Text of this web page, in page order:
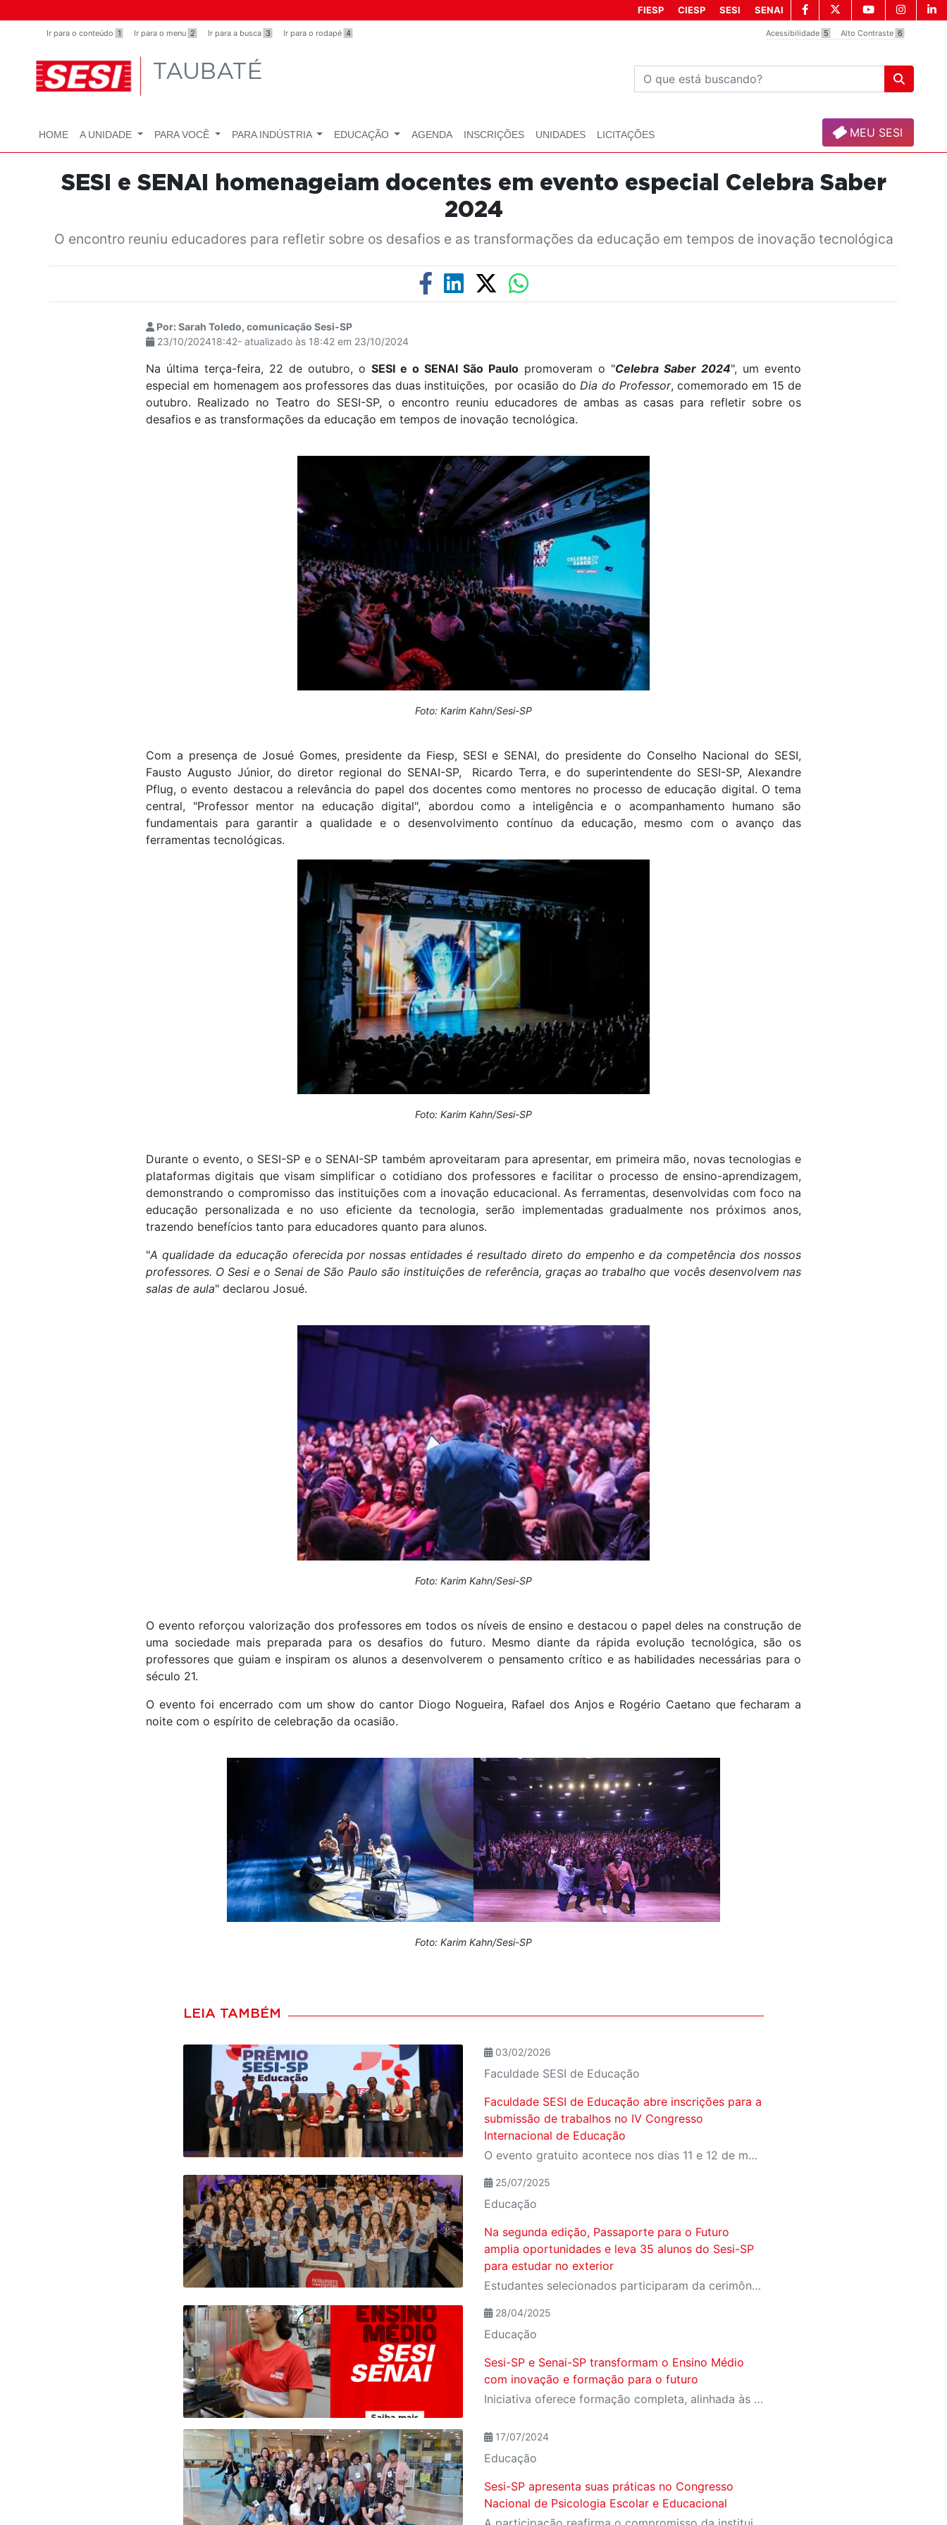
Ir para o conteúdo 1 Ir para o menu 2 Ir para a busca 3 Ir para o rodapé 4 Acessibilidade 5 Alto Contraste 6
FIESP CIESP SESI SENAI
TAUBATÉ
HOME A UNIDADE PARA VOCÊ PARA INDÚSTRIA EDUCAÇÃO AGENDA INSCRIÇÕES UNIDADES LICITAÇÕES MEU SESI
SESI e SENAI homenageiam docentes em evento especial Celebra Saber
2024
O encontro reuniu educadores para refletir sobre os desafios e as transformações da educação em tempos de inovação tecnológica
Por: Sarah Toledo, comunicação Sesi-SP
23/10/202418:42- atualizado às 18:42 em 23/10/2024
Na última terça-feira, 22 de outubro, o SESI e o SENAI São Paulo promoveram o "Celebra Saber 2024", um evento
especial em homenagem aos professores das duas instituições, por ocasião do Dia do Professor, comemorado em 15 de
outubro. Realizado no Teatro do SESI-SP, o encontro reuniu educadores de ambas as casas para refletir sobre os
desafios e as transformações da educação em tempos de inovação tecnológica.
Foto: Karim Kahn/Sesi-SP
Com a presença de Josué Gomes, presidente da Fiesp, SESI e SENAI, do presidente do Conselho Nacional do SESI,
Fausto Augusto Júnior, do diretor regional do SENAI-SP, Ricardo Terra, e do superintendente do SESI-SP, Alexandre
Pflug, o evento destacou a relevância do papel dos docentes como mentores no processo de educação digital. O tema
central, "Professor mentor na educação digital", abordou como a inteligência e o acompanhamento humano são
fundamentais para garantir a qualidade e o desenvolvimento contínuo da educação, mesmo com o avanço das
ferramentas tecnológicas.
Foto: Karim Kahn/Sesi-SP
Durante o evento, o SESI-SP e o SENAI-SP também aproveitaram para apresentar, em primeira mão, novas tecnologias e
plataformas digitais que visam simplificar o cotidiano dos professores e facilitar o processo de ensino-aprendizagem,
demonstrando o compromisso das instituições com a inovação educacional. As ferramentas, desenvolvidas com foco na
educação personalizada e no uso eficiente da tecnologia, serão implementadas gradualmente nos próximos anos,
trazendo benefícios tanto para educadores quanto para alunos.
"A qualidade da educação oferecida por nossas entidades é resultado direto do empenho e da competência dos nossos
professores. O Sesi e o Senai de São Paulo são instituições de referência, graças ao trabalho que vocês desenvolvem nas
salas de aula" declarou Josué.
Foto: Karim Kahn/Sesi-SP
O evento reforçou valorização dos professores em todos os níveis de ensino e destacou o papel deles na construção de
uma sociedade mais preparada para os desafios do futuro. Mesmo diante da rápida evolução tecnológica, são os
professores que guiam e inspiram os alunos a desenvolverem o pensamento crítico e as habilidades necessárias para o
século 21.
O evento foi encerrado com um show do cantor Diogo Nogueira, Rafael dos Anjos e Rogério Caetano que fecharam a
noite com o espírito de celebração da ocasião.
Foto: Karim Kahn/Sesi-SP
LEIA TAMBÉM
03/02/2026
Faculdade SESI de Educação
Faculdade SESI de Educação abre inscrições para a
submissão de trabalhos no IV Congresso
Internacional de Educação
O evento gratuito acontece nos dias 11 e 12 de maio e reunirá especialistas em torno do tema “Educação que Transforma”. As vagas para participação presencial são limitadas, e a submissão de trabalhos pode ser feita até 31 de março
25/07/2025
Educação
Na segunda edição, Passaporte para o Futuro
amplia oportunidades e leva 35 alunos do Sesi-SP
para estudar no exterior
Estudantes selecionados participaram da cerimônia oficial de entrega do passaporte, realizada no Espaço Nobre da Fiesp, em São Paulo
28/04/2025
Educação
Sesi-SP e Senai-SP transformam o Ensino Médio
com inovação e formação para o futuro
Iniciativa oferece formação completa, alinhada às profissões do futuro e aos desafios da nova indústria.
17/07/2024
Educação
Sesi-SP apresenta suas práticas no Congresso
Nacional de Psicologia Escolar e Educacional